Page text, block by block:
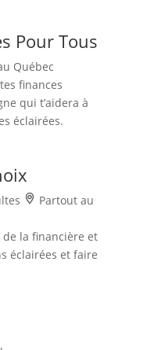
Pour Tous
Québec
finances
qui t’aidera à
éclairées.
Partout au
la financière et
éclairées et faire